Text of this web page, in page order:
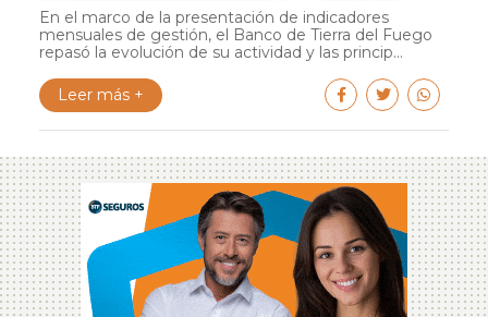
En el marco de la presentación de indicadores
mensuales de gestión, el Banco de Tierra del Fuego
repasó la evolución de su actividad y las princip...
Leer más +